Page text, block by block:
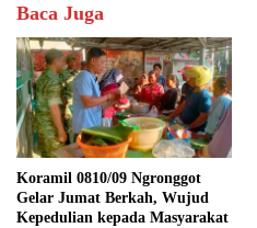
Baca Juga
Koramil 0810/09 Ngronggot
Gelar Jumat Berkah, Wujud
Kepedulian kepada Masyarakat